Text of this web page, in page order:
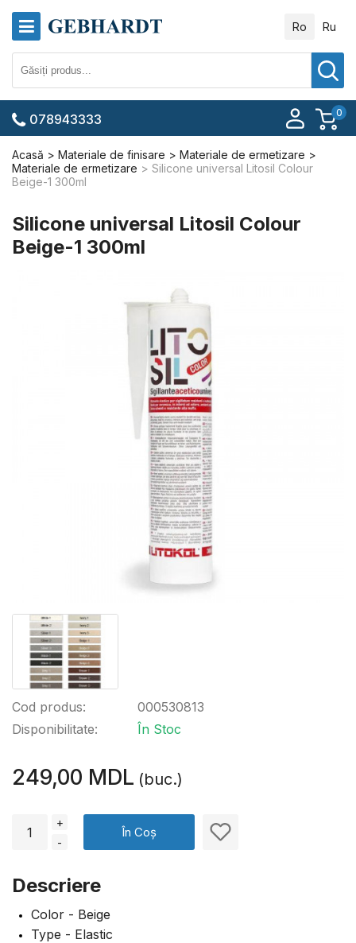
Ro Ru
0
078943333
Acasă Materiale de finisare
Materiale de ermetizare
Materiale de ermetizare
Silicone universal Litosil Colour
Beige-1 300ml
Silicone universal Litosil Colour
Beige-1 300ml
Cod produs:
Disponibilitate:
000530813
În Stoc
249,00 MDL (buc.)
+
-
În Coș
Descriere
Color - Beige
Type - Elastic